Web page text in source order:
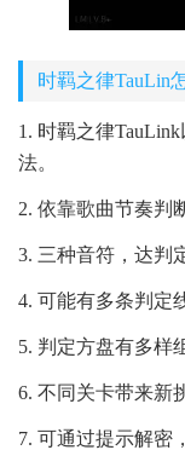
时羁之律TauLin
1. 时羁之律
法。
2. 依靠歌曲节奏判
3. 三种音符，达判
4. 可能有多条判定
5. 判定方盘有多样
6. 不同关卡带来新
7. 可通过提示解密